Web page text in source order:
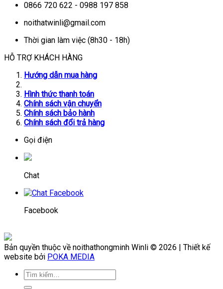
0866 720 622 - 0988 197 858
noithatwinli@gmail.com
Thời gian làm việc (8h30 - 18h)
HỖ TRỢ KHÁCH HÀNG
Hướng dẫn mua hàng
Hình thức thanh toán
Chính sách vận chuyển
Chính sách bảo hành
Chính sách đổi trả hàng
Gọi điện
Chat
Facebook
Bản quyền thuộc về noithathongminh Winli © 2026 | Thiết kế
website bởi POKA MEDIA